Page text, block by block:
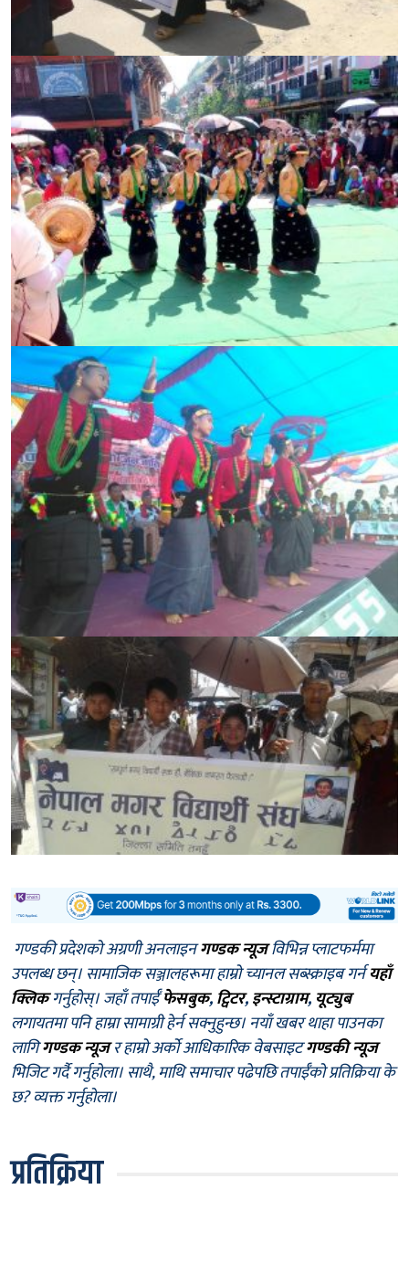
गण्डकी प्रदेशको अग्रणी अनलाइनगण्डक न्यूजविभिन्न प्लाटफर्ममा
उपलब्ध छन्। सामाजिक सञ्जालहरूमा हाम्रो च्यानल सब्स्क्राइब गर्नयहाँ
क्लिकगर्नुहोस्। जहाँ तपाईँफेसबुक,ट्विटर,इन्स्टाग्राम, यूट्युब
लगायतमा पनि हाम्रा सामाग्री हेर्न सक्नुहुन्छ। नयाँ खबर थाहा पाउनका
लागिगण्डक न्यूजर हाम्रो अर्को आधिकारिक वेबसाइटगण्डकी न्यूज
भिजिट गर्दै गर्नुहोला। साथै, माथि समाचार पढेपछि तपाईँको प्रतिक्रिया के
छ? व्यक्त गर्नुहोला।
प्रतिक्रिया